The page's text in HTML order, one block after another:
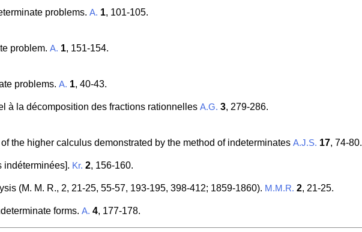
problems. A. 1, 101-105.
problem. A. 1, 151-154.
problems. A. 1, 40-43.
à la décomposition des fractions rationnelles A.G. 3, 279-286.
the higher calculus demonstrated by the method of indeterminates A.J.S. 17, 74-80.
indéterminées]. Kr. 2, 156-160.
(M. M. R., 2, 21-25, 55-57, 193-195, 398-412; 1859-1860). M.M.R. 2, 21-25.
forms. A. 4, 177-178.